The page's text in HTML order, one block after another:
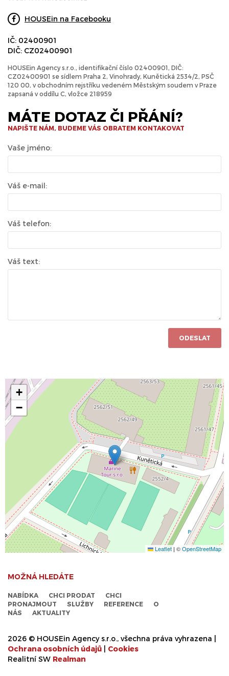
HOUSEin na Facebooku
IČ: 02400901
DIČ: CZ02400901
HOUSEin Agency s.r.o., identifikační číslo 02400901, DIČ:
CZ02400901 se sídlem Praha 2, Vinohrady, Kunětická 2534/2, PSČ
120 00, v obchodním rejstříku vedeném Městským soudem v Praze
zapsaná v oddílu C, vložce 218959
MÁTE DOTAZ ČI PŘÁNÍ?
NAPIŠTE NÁM, BUDEME VÁS OBRATEM KONTAKOVAT
Vaše jméno:
Váš e-mail:
Váš telefon:
Váš text:
ODESLAT
+
−
Leaflet | ©OpenStreetMap
MOŽNÁ HLEDÁTE
NABÍDKA CHCI PRODAT
CHCI
PRONAJMOUT
SLUŽBY REFERENCE
O
NÁS
AKTUALITY
2026 © HOUSEin Agency s.r.o., všechna práva vyhrazena |
Ochrana osobních údajů
Cookies
Realitní SW Realman